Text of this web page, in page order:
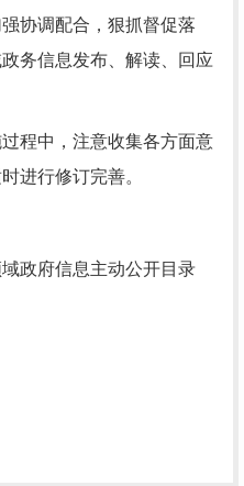
协调配合，狠抓督促落
务信息发布、解读、回应
程中，注意收集各方面意
进行修订完善。
政府信息主动公开目录